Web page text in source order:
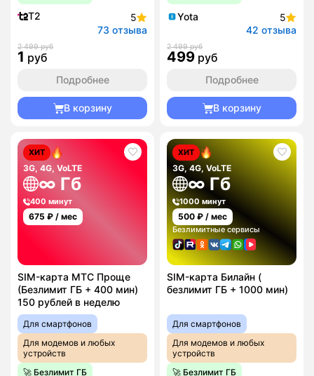
T2
5
73 отзыва
2 499 руб
1 руб
Подробнее
В корзину
Yota
5
42 отзыва
2 499 руб
499 руб
Подробнее
В корзину
ХИТ
3G, 4G, VoLTE
∞ Гб
400 минут
675 ₽ / мес
SIM-карта МТС Проще
(Безлимит ГБ + 400 мин)
150 рублей в неделю
Для смартфонов
Для модемов и любых
устройств
🚀 Безлимит ГБ
ХИТ
3G, 4G, VoLTE
∞ Гб
1000 минут
500 ₽ / мес
Безлимитные сервисы
SIM-карта Билайн (
безлимит ГБ + 1000 мин)
Для смартфонов
Для модемов и любых
устройств
🚀 Безлимит ГБ